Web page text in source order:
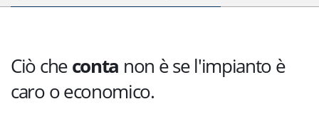
Ciò checonta non è se l'impianto è
caro o economico.